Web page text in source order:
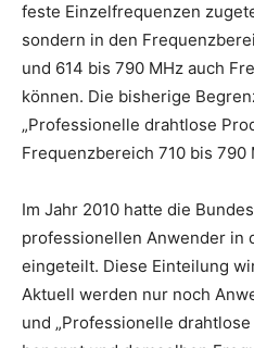
feste Einzelfrequenzen
sondern in den
und 614 bis 790 MHz auch
können. Die bisherige
„Professionelle drahtlose
Frequenzbereich 710 bis 790
Im Jahr 2010 hatte die
professionellen Anwender in
eingeteilt. Diese Einteilung
Aktuell werden nur noch
und „Professionelle